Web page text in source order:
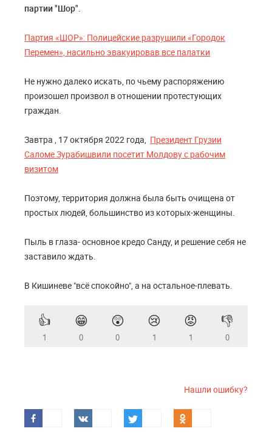
партии "Шор".
Партия «ШОР»: Полицейские разрушили «Городок
Перемен», насильно эвакуировав все палатки
Не нужно далеко искать, по чьему распоряжению
произошел произвол в отношении протестующих
граждан.
Завтра , 17 октября 2022 года, Президент Грузии
Саломе Зурабишвили посетит Молдову с рабочим
визитом
Поэтому, территория должна была быть очищена от
простых людей, большинство из которых-женщины.
Пыль в глаза- основное кредо Санду, и решение себя не
заставило ждать.
В Кишиневе "всё спокойно", а на остальное-плевать.
👍
1
😁
0
😲
0
😢
1
😡
1
👎
0
Нашли ошибку?